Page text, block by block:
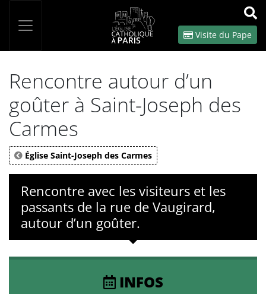
OK
Visite du Pape
Rencontre autour d’un
goûter à Saint-Joseph des
Carmes
Église Saint-Joseph des Carmes
Rencontre avec les visiteurs et les
passants de la rue de Vaugirard,
autour d’un goûter.
INFOS
Panneau de gestion des cookies